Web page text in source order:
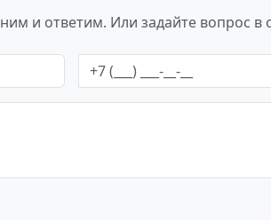
и ответим. Или задайте вопрос в